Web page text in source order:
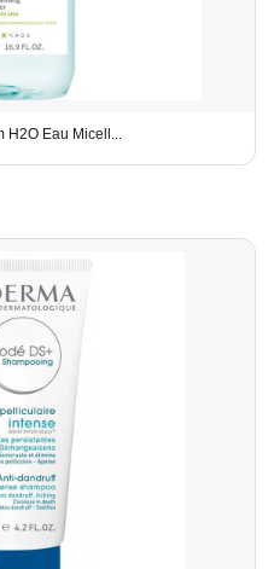
H2O Eau Micell...